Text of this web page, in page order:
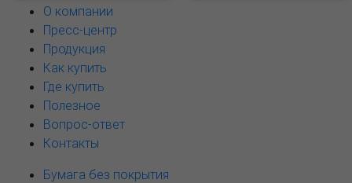
О компании
Пресс-центр
Продукция
Как купить
Где купить
Полезное
Вопрос-ответ
Контакты
Бумага без покрытия